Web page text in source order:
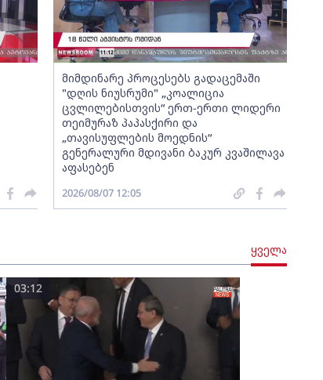
მიმდინარე პროცესებს გადაცემაში
"დღის ნიუსრუმი" „კოალიცია
ცვლილებისთვის“ ერთ-ერთი ლიდერი
თეიმურაზ პაპასქირი და
„თავისუფლების მოედნის“
გენერალური მდივანი ბაკურ კვაშილავა
აფასებენ
2026/08/07 12:05
ყველა
03:12